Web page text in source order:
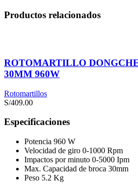
Productos relacionados
ROTOMARTILLO
30MM 960W
Rotomartillos
S/409.00
Especificaciones
Potencia 960 W
Velocidad de giro 0-1000 Rpm
Impactos por minuto 0-5000 Ipm
Max. Capacidad de broca 30mm
Peso 5.2 Kg